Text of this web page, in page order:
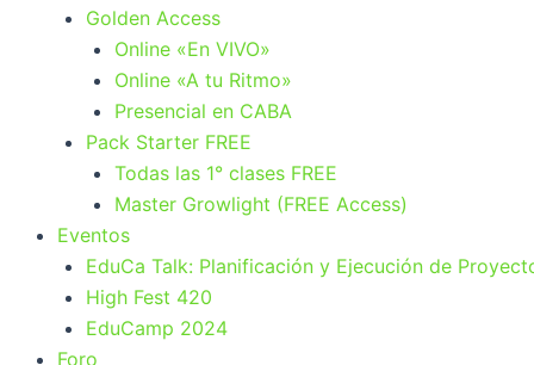
Golden Access
Online «En VIVO»
Online «A tu Ritmo»
Presencial en CABA
Pack Starter FREE
Todas las 1° clases FREE
Master Growlight (FREE Access)
Eventos
EduCa Talk: Planificación y Ejecución de
High Fest 420
EduCamp 2024
Foro